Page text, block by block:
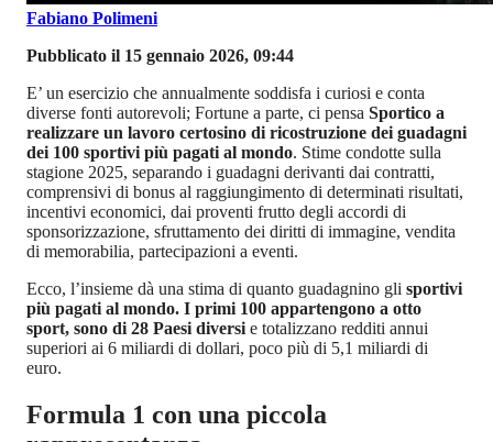
Fabiano Polimeni
Pubblicato il 15 gennaio 2026, 09:44
E’ un esercizio che annualmente soddisfa i curiosi e conta
diverse fonti autorevoli; Fortune a parte, ci pensa Sportico a
realizzare un lavoro certosino di ricostruzione dei guadagni
dei 100 sportivi più pagati al mondo. Stime condotte sulla
stagione 2025, separando i guadagni derivanti dai contratti,
comprensivi di bonus al raggiungimento di determinati risultati,
incentivi economici, dai proventi frutto degli accordi di
sponsorizzazione, sfruttamento dei diritti di immagine, vendita
di memorabilia, partecipazioni a eventi.
Ecco, l’insieme dà una stima di quanto guadagnino gli sportivi
più pagati al mondo. I primi 100 appartengono a otto
sport, sono di 28 Paesi diversi e totalizzano redditi annui
superiori ai 6 miliardi di dollari, poco più di 5,1 miliardi di
euro.
Formula 1 con una piccola